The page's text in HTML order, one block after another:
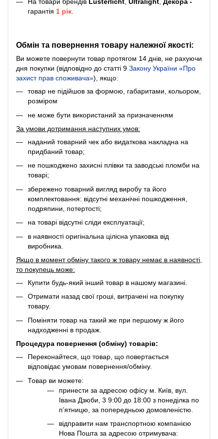
гарантія 1 рік
Обмін та повернення товару належної якості:
Ви можете повернути товар протягом 14 днів, не рахуючи
дня покупки (відповідно до статті 9 Закону України «Про
захист прав споживача»), якщо:
товар не підійшов за формою, габаритами, кольором,
розміром
не може бути використаний за призначенням
За умови дотримання наступних умов:
наданий товарний чек або видаткова накладна на
придбаний товар;
не пошкоджено захисні плівки та заводські пломби на
товарі;
збережено товарний вигляд виробу та його
комплектовання: відсутні механічні пошкодження,
подряпини, потертості;
на товарі відсутні сліди експлуатації;
в наявності оригінальна цілісна упаковка від
виробника.
Якщо в момент обміну такого ж товару немає в наявності,
то покупець може:
Купити будь-який інший товар в нашому магазині.
Отримати назад свої гроші, витрачені на покупку
товару.
Поміняти товар на такий же при першому ж його
надходженні в продаж.
Процедура повернення (обміну) товарів:
Переконайтеся, що товар, що повертається
відповідає умовам повернення/обміну.
Товар ви можете:
принести за адресою офісу м. Київ, вул.
Івана Дзюби, 3 9:00 до 18:00 з понеділка по
п’ятницю, за попередньою домовленістю.
відправити нам транспортною компанією
Нова Пошта за адресою отримувача: